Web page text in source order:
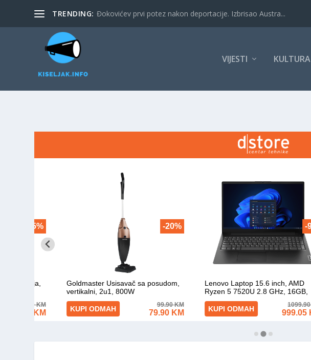
TRENDING: Đokovićev prvi potez nakon deportacije. Izbrisao Austra...
VIJESTI KULTURA